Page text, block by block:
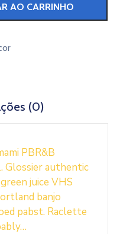
AO CARRINHO
(0)
PBR&B
Glossier authentic
juice VHS
banjo
pabst. Raclette